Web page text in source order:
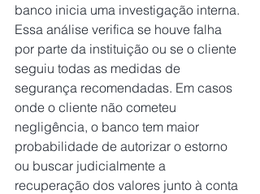
banco inicia uma investigação interna.
Essa análise verifica se houve falha
por parte da instituição ou se o cliente
seguiu todas as medidas de
segurança recomendadas. Em casos
onde o cliente não cometeu
negligência, o banco tem maior
probabilidade de autorizar o estorno
ou buscar judicialmente a
recuperação dos valores junto à conta